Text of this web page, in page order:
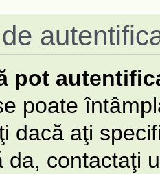
pot
poate
dacă aţi
da, contactaţi